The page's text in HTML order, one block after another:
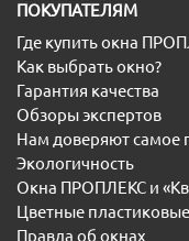
ПОКУПАТЕЛЯМ
Где купить окна
Как выбрать окно?
Гарантия качества
Обзоры экспертов
Нам доверяют самое
Экологичность
Окна ПРОПЛЕКС и
Цветные
Правда об окнах